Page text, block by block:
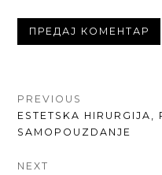
КРЕТАЊЕ
ЧЛАНКА
PREVIOUS
PREVIOUS
POST:
ESTETSKA HIRURGIJA,
SAMOPOUZDANJE
NEXT